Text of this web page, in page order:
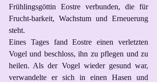
Frühlingsgöttin Eostre verbunden, die für
Frucht-barkeit, Wachstum und Erneuerung
steht.
Eines Tages fand Eostre einen verletzten
Vogel und beschloss, ihn zu pflegen und zu
heilen. Als der Vogel wieder gesund war,
verwandelte er sich in einen Hasen und